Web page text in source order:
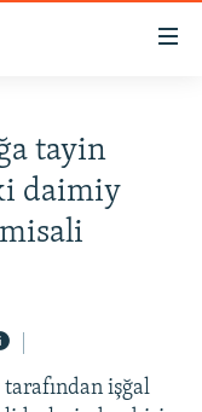
tayin
daimiy
işğal